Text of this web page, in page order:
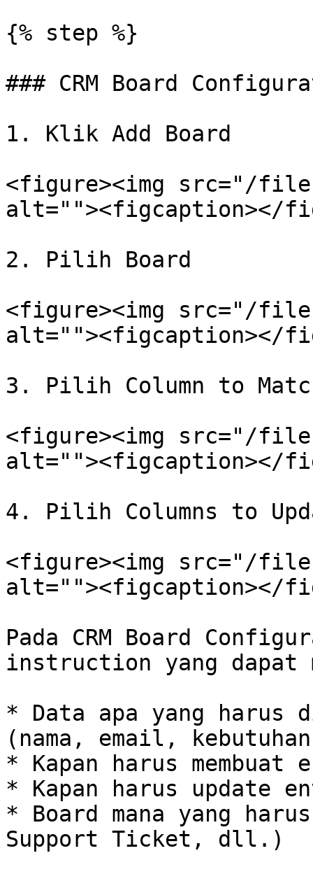
{% step %}
### CRM Board
1. Klik Add Board
<figure><img src="/files/
alt=""><figcaption></
2. Pilih Board
<figure><img src="/files/
alt=""><figcaption></
3. Pilih Column to
<figure><img src="/files/
alt=""><figcaption></
4. Pilih Columns to
<figure><img src="/files/
alt=""><figcaption></
Pada CRM Board
instruction yang dapat
* Data apa yang harus
(nama, email,
* Kapan harus membuat
* Kapan harus update
* Board mana yang
Support Ticket, dll.)